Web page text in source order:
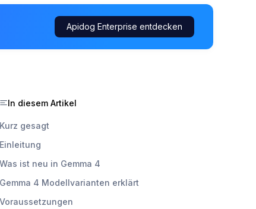
Apidog Enterprise entdecken
In diesem Artikel
Kurz gesagt
Einleitung
Was ist neu in Gemma 4
Gemma 4 Modellvarianten erklärt
Voraussetzungen